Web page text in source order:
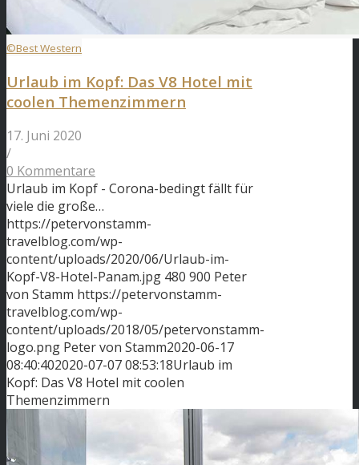
©Best Western
Urlaub im Kopf: Das V8 Hotel mit
coolen Themenzimmern
17. Juni 2020
/
0 Kommentare
Urlaub im Kopf - Corona-bedingt fällt für
viele die große…
https://petervonstamm-
travelblog.com/wp-
content/uploads/2020/06/Urlaub-im-
Kopf-V8-Hotel-Panam.jpg 480 900 Peter
von Stamm https://petervonstamm-
travelblog.com/wp-
content/uploads/2018/05/petervonstamm-
logo.png Peter von Stamm2020-06-17
08:40:402020-07-07 08:53:18Urlaub im
Kopf: Das V8 Hotel mit coolen
Themenzimmern